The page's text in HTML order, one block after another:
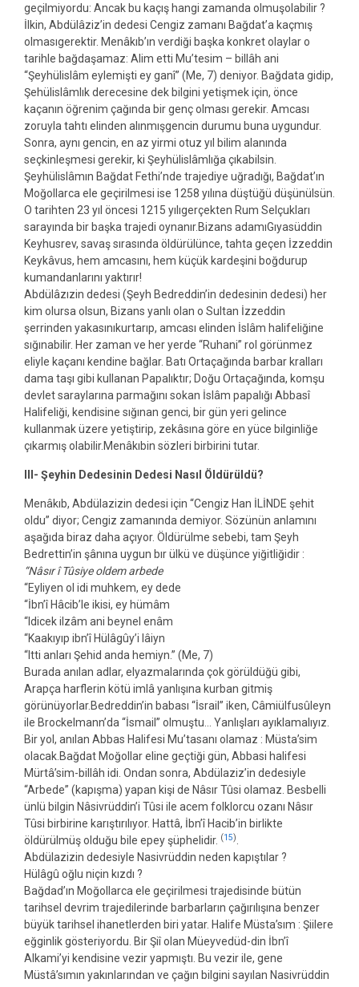
geçilmiyordu: Ancak bu kaçış hangi zamanda olmuşolabilir ?
İlkin, Abdülâziz’in dedesi Cengiz zamanı Bağdat’a kaçmış
olmasıgerektir. Menâkıb’ın verdiği başka konkret olaylar o
tarihle bağdaşamaz: Alim etti Mu’tesim – billâh ani
“Şeyhülislâm eylemişti ey ganî” (Me, 7) deniyor. Bağdata gidip,
Şehülislâmlık derecesine dek bilgini yetişmek için, önce
kaçanın öğrenim çağında bir genç olması gerekir. Amcası
zoruyla tahtı elinden alınmışgencin durumu buna uygundur.
Sonra, aynı gencin, en az yirmi otuz yıl bilim alanında
seçkinleşmesi gerekir, ki Şeyhülislâmlığa çıkabilsin.
Şeyhülislâmın Bağdat Fethi’nde trajediye uğradığı, Bağdat’ın
Moğollarca ele geçirilmesi ise 1258 yılına düştüğü düşünülsün.
O tarihten 23 yıl öncesi 1215 yılıgerçekten Rum Selçukları
sarayında bir başka trajedi oynanır.Bizans adamıGıyasüddin
Keyhusrev, savaş sırasında öldürülünce, tahta geçen İzzeddin
Keykâvus, hem amcasını, hem küçük kardeşini boğdurup
kumandanlarını yaktırır!
Abdülâzızin dedesi (Şeyh Bedreddin’in dedesinin dedesi) her
kim olursa olsun, Bizans yanlı olan o Sultan İzzeddin
şerrinden yakasınıkurtarıp, amcası elinden İslâm halifeliğine
sığınabilir. Her zaman ve her yerde “Ruhani” rol görünmez
eliyle kaçanı kendine bağlar. Batı Ortaçağında barbar kralları
dama taşı gibi kullanan Papalıktır; Doğu Ortaçağında, komşu
devlet saraylarına parmağını sokan İslâm papalığı Abbasî
Halifeliği, kendisine sığınan genci, bir gün yeri gelince
kullanmak üzere yetiştirip, zekâsına göre en yüce bilginliğe
çıkarmış olabilir.Menâkıbin sözleri birbirini tutar.
III- Şeyhin Dedesinin Dedesi Nasıl Öldürüldü?
Menâkıb, Abdülazizin dedesi için “Cengiz Han İLİNDE şehit
oldu” diyor; Cengiz zamanında demiyor. Sözünün anlamını
aşağıda biraz daha açıyor. Öldürülme sebebi, tam Şeyh
Bedrettin’in şânına uygun bır ülkü ve düşünce yiğitliğidir :
“Nâsır î Tûsiye oldem arbede
“Eyliyen ol idi muhkem, ey dede
“İbn’î Hâcib’le ikisi, ey hümâm
“Idicek ilzâm ani beynel enâm
“Kaakıyıp ibn’î Hülâgûy’i lâiyn
“Itti anları Şehid anda hemiyn.” (Me, 7)
Burada anılan adlar, elyazmalarında çok görüldüğü gibi,
Arapça harflerin kötü imlâ yanlışına kurban gitmiş
görünüyorlar.Bedreddin’in babası “İsrail” iken, Câmiülfusûleyn
ile Brockelmann’da “İsmail” olmuştu… Yanlışları ayıklamalıyız.
Bir yol, anılan Abbas Halifesi Mu’tasanı olamaz : Müsta’sim
olacak.Bağdat Moğollar eline geçtiği gün, Abbasi halifesi
Mürtâ’sim-billâh idi. Ondan sonra, Abdülaziz’in dedesiyle
“Arbede” (kapışma) yapan kişi de Nâsır Tûsi olamaz. Besbelli
ünlü bilgin Nâsivrüddin’i Tûsi ile acem folklorcu ozanı Nâsır
Tûsi birbirine karıştırılıyor. Hattâ, İbn’î Hacib’in birlikte
öldürülmüş olduğu bile epey şüphelidir. (15)
Abdülazizin dedesiyle Nasivrüddin neden kapıştılar ?
Hülâgû oğlu niçin kızdı ?
Bağdad’ın Moğollarca ele geçirilmesi trajedisinde bütün
tarihsel devrim trajedilerinde barbarların çağırılışına benzer
büyük tarihsel ihanetlerden biri yatar. Halife Müsta’sım : Şiilere
eğginlik gösteriyordu. Bir Şiî olan Müeyvedüd-din İbn’î
Alkami’yi kendisine vezir yapmıştı. Bu vezir ile, gene
Müstâ’sımın yakınlarından ve çağın bilgini sayılan Nasivrüddin